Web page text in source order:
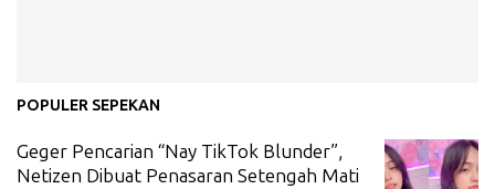
POPULER SEPEKAN
Geger Pencarian “Nay TikTok Blunder”,
Netizen Dibuat Penasaran Setengah Mati